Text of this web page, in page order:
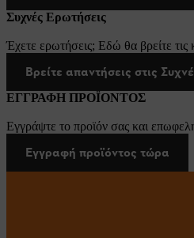
Συχνές Ερωτήσεις
Έχετε ερωτήσεις; Εδώ θα βρείτε τις
Βρείτε απαντήσεις στις
ΕΓΓΡΑΦΗ ΠΡΟΪΟΝΤΟΣ
Εγγράψτε το προϊόν σας και
Εγγραφή προϊόντος τώρα